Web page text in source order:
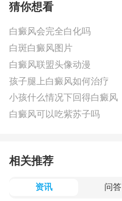
猜你想看
白癜风会完全白化吗
白斑白癜风图片
白癜风联盟头像动漫
孩子腿上白癜风如何治疗
小孩什么情况下回得白癜风
白癜风可以吃紫苏子吗
相关推荐
资讯 问答